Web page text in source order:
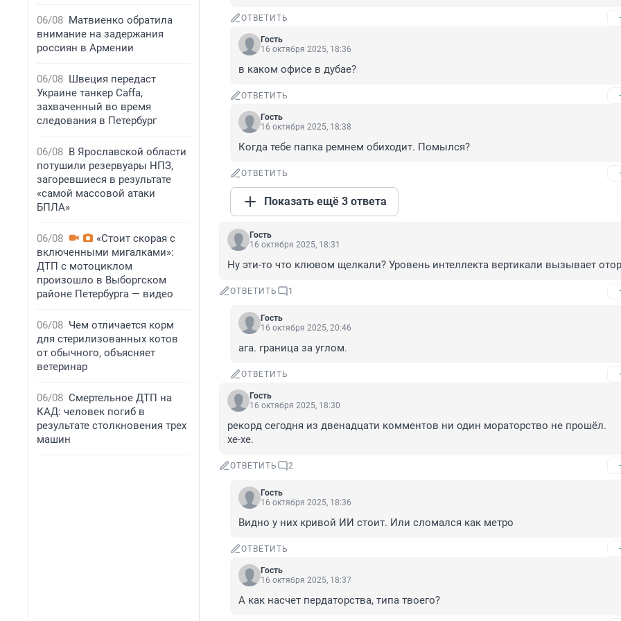
06/08 Матвиенко обратила
внимание на задержания
россиян в Армении
06/08 Швеция передаст
Украине танкер Caffa,
захваченный во время
следования в Петербург
06/08 В Ярославской области
потушили резервуары НПЗ,
загоревшиеся в результате
«самой массовой атаки
БПЛА»
06/08
«Стоит скорая с
включенными мигалками»:
ДТП с мотоциклом
произошло в Выборгском
районе Петербурга — видео
06/08 Чем отличается корм
для стерилизованных котов
от обычного, объясняет
ветеринар
06/08 Смертельное ДТП на
КАД: человек погиб в
результате столкновения трех
машин
ОТВЕТИТЬ
Гость
16 октября 2025, 18:36
в каком офисе в дубае?
ОТВЕТИТЬ
Гость
16 октября 2025, 18:38
Когда тебе папка ремнем обиходит. Помылся?
ОТВЕТИТЬ
Показать ещё 3 ответа
Гость
16 октября 2025, 18:31
Ну эти-то что клювом щелкали? Уровень интеллекта вертикали вызывает
ОТВЕТИТЬ 1
Гость
16 октября 2025, 20:46
ага. граница за углом.
ОТВЕТИТЬ
Гость
16 октября 2025, 18:30
рекорд сегодня из двенадцати комментов ни один мораторство не прошёл.
хе-хе.
ОТВЕТИТЬ 2
Гость
16 октября 2025, 18:36
Видно у них кривой ИИ стоит. Или сломался как метро
ОТВЕТИТЬ
Гость
16 октября 2025, 18:37
А как насчет пердаторства, типа твоего?